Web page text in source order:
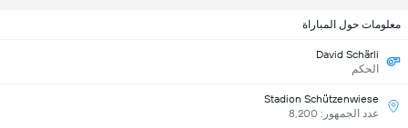
معلومات حول المباراة
David Schärli
الحكم
Stadion Schützenwiese
عدد الجمهور: 8,200